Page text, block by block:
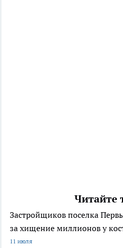
Читайте
Застройщиков поселка
за хищение миллионов у
11 июля